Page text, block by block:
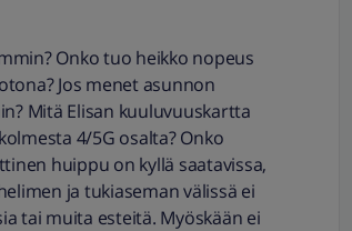
Onko tuo heikko nopeus
Jos menet asunnon
Mitä Elisan kuuluvuuskartta
4/5G osalta? Onko
huippu on kyllä saatavissa,
ja tukiaseman välissä ei
tai muita esteitä. Myöskään ei